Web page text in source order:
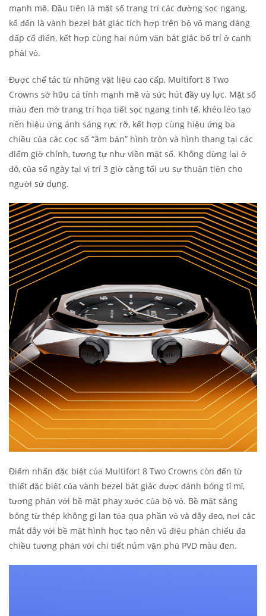
mạnh mẽ. Đầu tiên là mặt số trang trí các đường sọc ngang,
kế đến là vành bezel bát giác tích hợp trên bộ vỏ mang dáng
dấp cổ điển, kết hợp cùng hai núm vặn bát giác bố trí ở cạnh
phải vỏ.
Được chế tác từ những vật liệu cao cấp, Multifort 8 Two
Crowns sở hữu cá tính mạnh mẽ và sức hút đầy uy lực. Mặt số
màu đen mờ trang trí họa tiết sọc ngang tinh tế, khéo léo tạo
nên hiệu ứng ánh sáng rực rỡ, kết hợp cùng hiệu ứng ba
chiều của các cọc số “âm bản” hình tròn và hình thang tại các
điểm giờ chính, tương tự như viền mặt số. Không dừng lại ở
đó, của sổ ngày tại vị trí 3 giờ càng tối ưu sự thuận tiện cho
người sử dụng.
Điểm nhấn đặc biệt của Multifort 8 Two Crowns còn đến từ
thiết đặc biệt của vành bezel bát giác được đánh bóng tỉ mỉ,
tương phản với bề mặt phay xước của bộ vỏ. Bề mặt sáng
bóng từ thép không gỉ lan tỏa qua phần vỏ và dây đeo, nơi các
mắt dây với bề mặt hình học tạo nên vũ điệu phản chiếu đa
chiều tương phản với chi tiết núm vặn phủ PVD màu đen.